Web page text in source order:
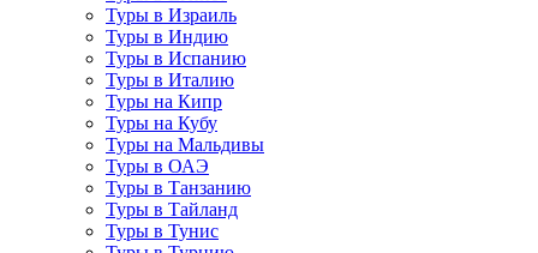
Туры в Израиль
Туры в Индию
Туры в Испанию
Туры в Италию
Туры на Кипр
Туры на Кубу
Туры на Мальдивы
Туры в ОАЭ
Туры в Танзанию
Туры в Тайланд
Туры в Тунис